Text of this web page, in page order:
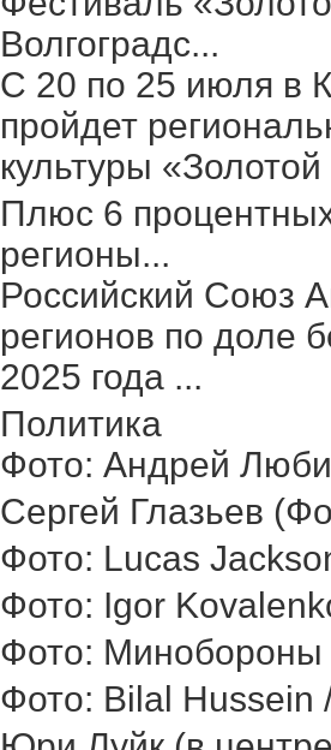
Волгоградс...
С 20 по 25 июля в
пройдет
культуры «Золотой
Плюс 6
регионы...
Российский Союз
регионов по доле
2025 года ...
Политика
Фото: Андрей
Сергей Глазьев
Фото: Lucas
Фото: Igor
Фото: Минобороны
Фото: Bilal Hussein